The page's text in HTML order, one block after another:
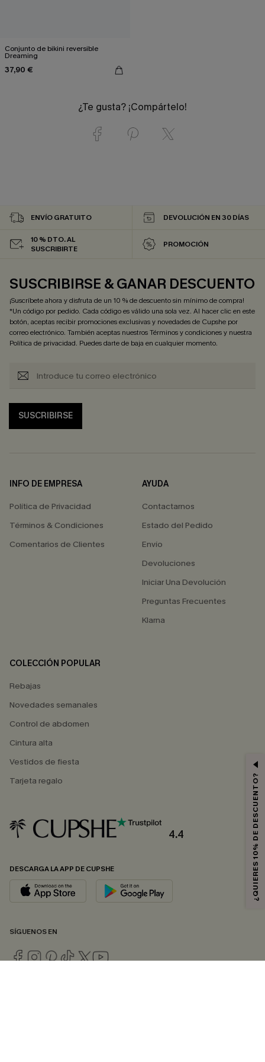
Conjunto de bikini reversible
Dreaming
37,90 €
¿Te gusta? ¡Compártelo!
ENVÍO GRATUITO DEVOLUCIÓN EN 30 DÍAS
10 % DTO. AL
SUSCRIBIRTE
PROMOCIÓN
SUSCRIBIRSE & GANAR DESCUENTO
¡Suscríbete ahora y disfruta de un 10 % de descuento sin mínimo de compra!
*Un código por pedido. Cada código es válido una sola vez. Al hacer clic en este
botón, aceptas recibir promociones exclusivas y novedades de Cupshe por
correo electrónico. También aceptas nuestrosTérminos y condicionesy nuestra
Política de privacidad. Puedes darte de baja en cualquier momento.
SUSCRIBIRSE
INFO DE EMPRESA
Política de Privacidad
Términos & Condiciones
Comentarios de Clientes
AYUDA
Contactarnos
Estado del Pedido
Envío
Devoluciones
Iniciar Una Devolución
Preguntas Frecuentes
Klarna
COLECCIÓN POPULAR
Rebajas
Novedades semanales
Control de abdomen
Cintura alta
Vestidos de fiesta
Tarjeta regalo
4.4
DESCARGA LA APP DE CUPSHE
SÍGUENOS EN
¿QUIERES 10% DE DESCUENTO?